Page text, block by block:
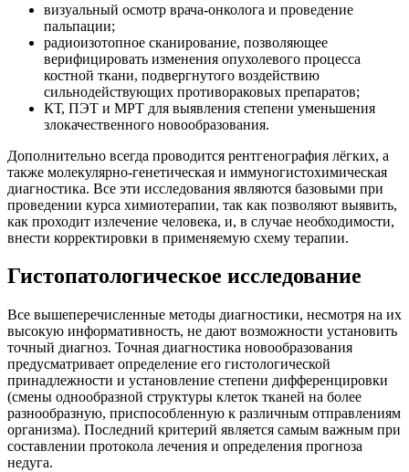
визуальный осмотр врача-онколога и проведение
пальпации;
радиоизотопное сканирование, позволяющее
верифицировать изменения опухолевого процесса
костной ткани, подвергнутого воздействию
сильнодействующих противораковых препаратов;
КТ, ПЭТ и МРТ для выявления степени уменьшения
злокачественного новообразования.
Дополнительно всегда проводится рентгенография лёгких, а
также молекулярно-генетическая и иммуногистохимическая
диагностика. Все эти исследования являются базовыми при
проведении курса химиотерапии, так как позволяют выявить,
как проходит излечение человека, и, в случае необходимости,
внести корректировки в применяемую схему терапии.
Гистопатологическое исследование
Все вышеперечисленные методы диагностики, несмотря на их
высокую информативность, не дают возможности установить
точный диагноз. Точная диагностика новообразования
предусматривает определение его гистологической
принадлежности и установление степени дифференцировки
(смены однообразной структуры клеток тканей на более
разнообразную, приспособленную к различным отправлениям
организма). Последний критерий является самым важным при
составлении протокола лечения и определения прогноза
недуга.